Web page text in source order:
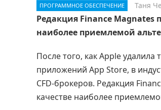
ПРОГРАММНОЕ ОБЕСПЕЧЕНИЕ Таня
Редакция Finance Magnates
наиболее приемлемой
После того, как Apple
приложений App Store, в
CFD-брокеров. Редакция
качестве наиболее